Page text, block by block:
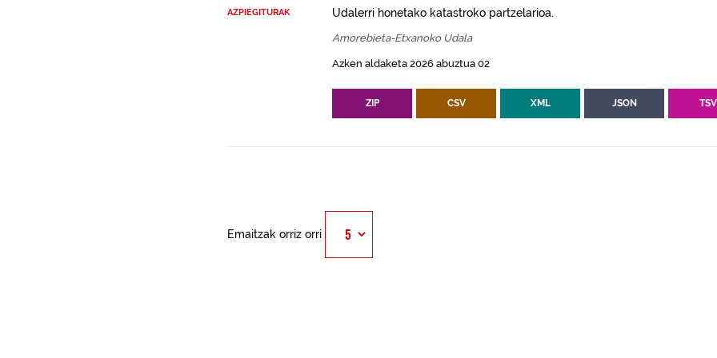
AZPIEGITURAK
Udalerri honetako katastroko partzelarioa.
Amorebieta-Etxanoko Udala
Azken aldaketa 2026 abuztua 02
ZIP CSV XML JSON TSV
Emaitzak orriz orri